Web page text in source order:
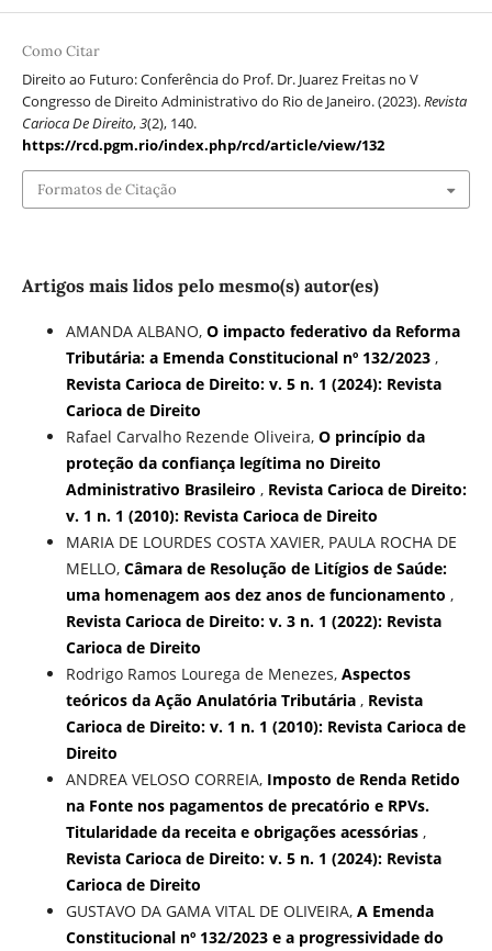
Como Citar
Direito ao Futuro: Conferência do Prof. Dr. Juarez Freitas no V
Congresso de Direito Administrativo do Rio de Janeiro. (2023).Revista
Carioca De Direito,3(2), 140.
https://rcd.pgm.rio/index.php/rcd/article/view/132
Formatos de Citação
Artigos mais lidos pelo mesmo(s) autor(es)
AMANDA ALBANO, O impacto federativo da Reforma
Tributária: a Emenda Constitucional nº 132/2023 ,
Revista Carioca de Direito: v. 5 n. 1 (2024): Revista
Carioca de Direito
Rafael Carvalho Rezende Oliveira, O princípio da
proteção da confiança legítima no Direito
Administrativo Brasileiro , Revista Carioca de Direito:
v. 1 n. 1 (2010): Revista Carioca de Direito
MARIA DE LOURDES COSTA XAVIER, PAULA ROCHA DE
MELLO, Câmara de Resolução de Litígios de Saúde:
uma homenagem aos dez anos de funcionamento ,
Revista Carioca de Direito: v. 3 n. 1 (2022): Revista
Carioca de Direito
Rodrigo Ramos Lourega de Menezes, Aspectos
teóricos da Ação Anulatória Tributária , Revista
Carioca de Direito: v. 1 n. 1 (2010): Revista Carioca de
Direito
ANDREA VELOSO CORREIA, Imposto de Renda Retido
na Fonte nos pagamentos de precatório e RPVs.
Titularidade da receita e obrigações acessórias ,
Revista Carioca de Direito: v. 5 n. 1 (2024): Revista
Carioca de Direito
GUSTAVO DA GAMA VITAL DE OLIVEIRA, A Emenda
Constitucional nº 132/2023 e a progressividade do